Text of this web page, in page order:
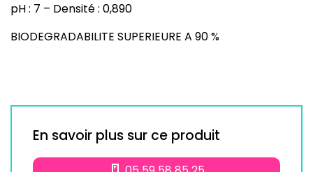
pH : 7 – Densité : 0,890
BIODEGRADABILITE SUPERIEURE A 90 %
En savoir plus sur ce produit